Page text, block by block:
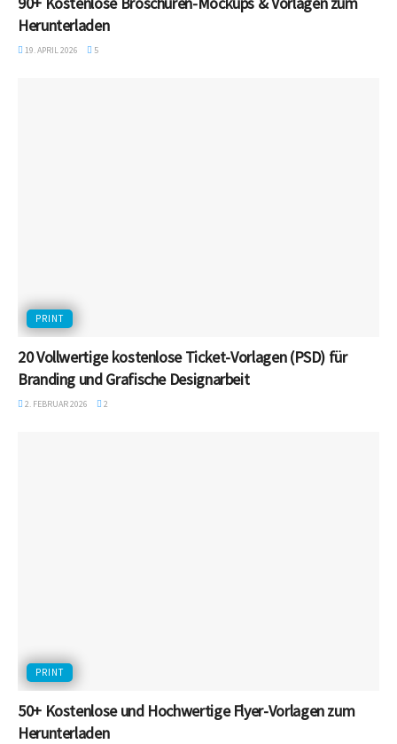
Herunterladen
19. APRIL 2026 5
PRINT
20 Vollwertige kostenlose Ticket-Vorlagen (PSD) für
Branding und Grafische Designarbeit
2. FEBRUAR 2026 2
PRINT
50+ Kostenlose und Hochwertige Flyer-Vorlagen zum
Herunterladen